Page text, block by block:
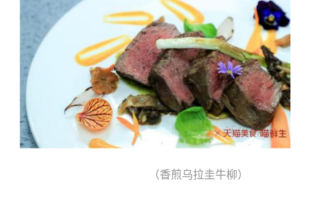
（香煎乌拉圭牛柳）